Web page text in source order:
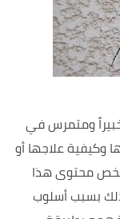
ومتمرس في
وكيفية علاجها أو
محتوى هذا
بسبب أسلوب